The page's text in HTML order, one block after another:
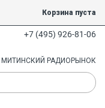
Корзина пуста
+7 (495) 926-81-06
МИТИНСКИЙ РАДИОРЫНОК